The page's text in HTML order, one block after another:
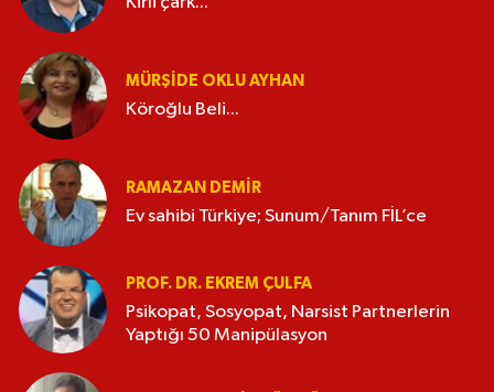
MÜRŞIDE OKLU AYHAN
Köroğlu Beli...
RAMAZAN DEMİR
Ev sahibi Türkiye; Sunum/Tanım FİL’ce
PROF. DR. EKREM ÇULFA
Psikopat, Sosyopat, Narsist Partnerlerin
Yaptığı 50 Manipülasyon